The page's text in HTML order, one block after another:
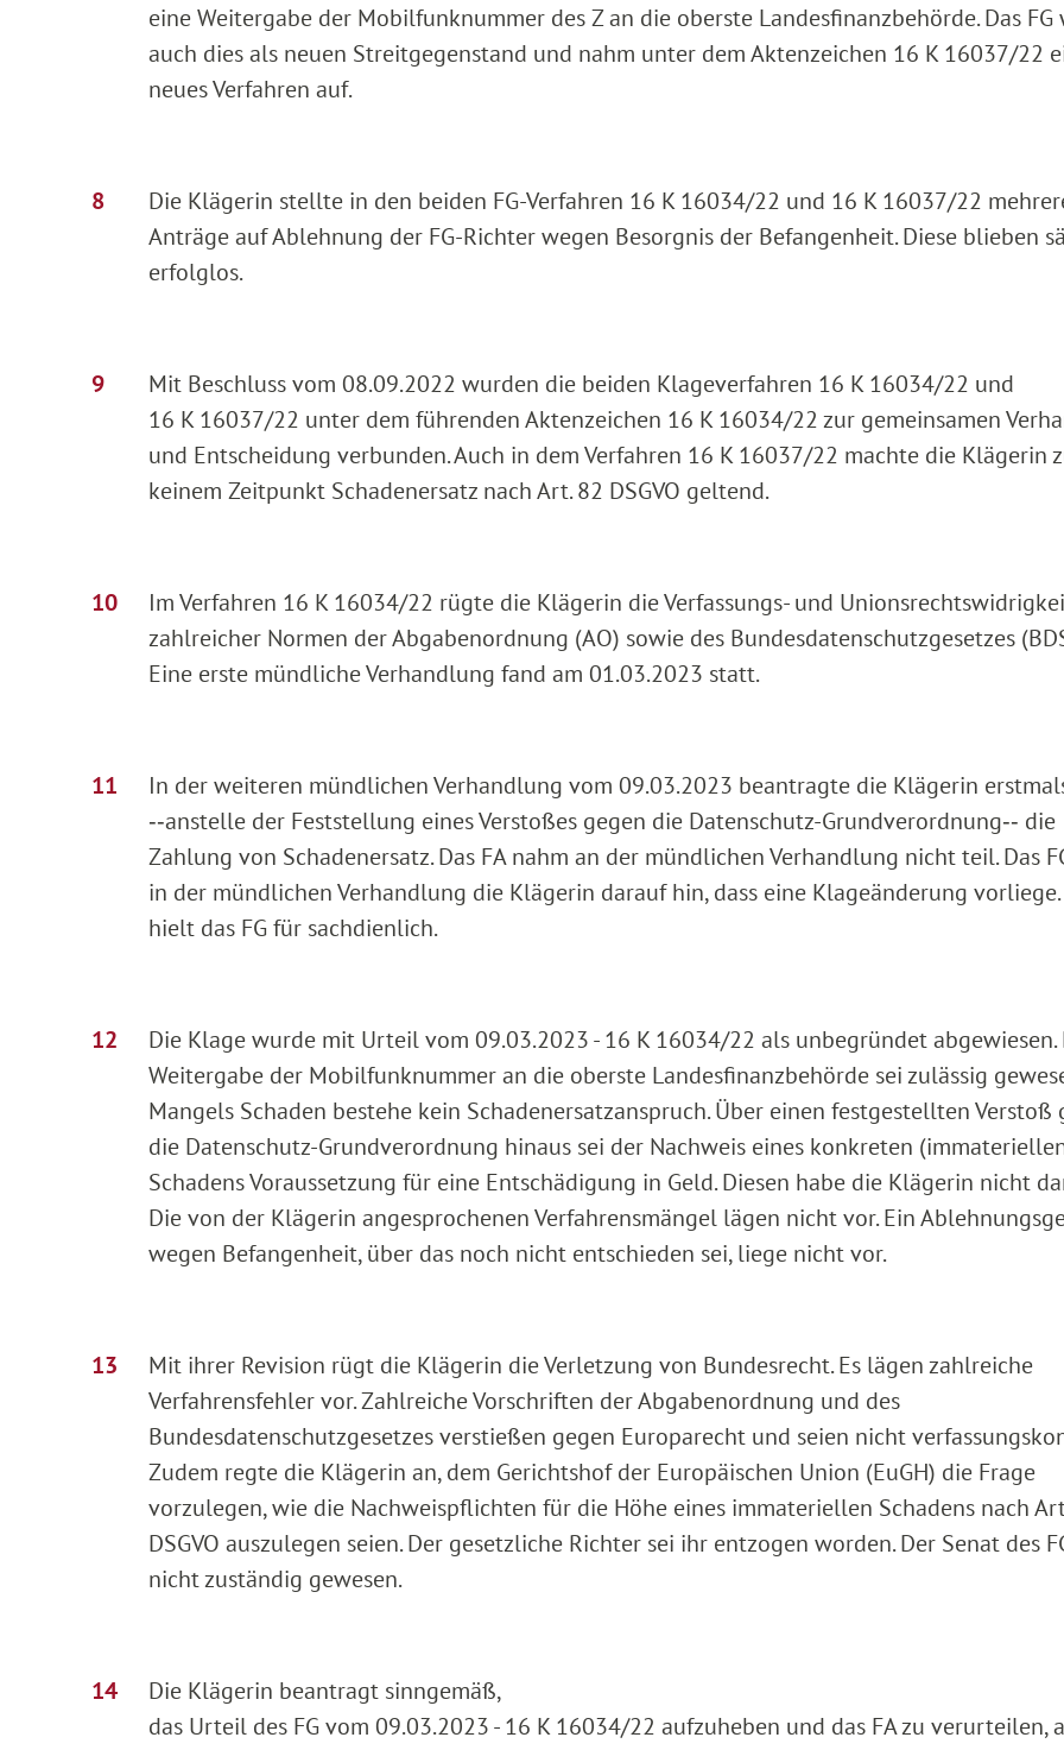
eine Weitergabe der Mobilfunknummer des Z an die oberste Landesfinanzbehörde. Das
auch dies als neuen Streitgegenstand und nahm unter dem Aktenzeichen 16 K 16037/22
neues Verfahren auf.
Die Klägerin stellte in den beiden FG-Verfahren 16 K 16034/22 und 16 K 16037/22
Anträge auf Ablehnung der FG-Richter wegen Besorgnis der Befangenheit. Diese blieben
erfolglos.
Mit Beschluss vom 08.09.2022 wurden die beiden Klageverfahren 16 K 16034/22 und
16 K 16037/22 unter dem führenden Aktenzeichen 16 K 16034/22 zur gemeinsamen
und Entscheidung verbunden. Auch in dem Verfahren 16 K 16037/22 machte die Klägerin
keinem Zeitpunkt Schadenersatz nach Art. 82 DSGVO geltend.
Im Verfahren 16 K 16034/22 rügte die Klägerin die Verfassungs- und
zahlreicher Normen der Abgabenordnung (AO) sowie des Bundesdatenschutzgesetzes
Eine erste mündliche Verhandlung fand am 01.03.2023 statt.
In der weiteren mündlichen Verhandlung vom 09.03.2023 beantragte die Klägerin
‑‑anstelle der Feststellung eines Verstoßes gegen die Datenschutz-Grundverordnung‑‑ die
Zahlung von Schadenersatz. Das FA nahm an der mündlichen Verhandlung nicht teil. Das
in der mündlichen Verhandlung die Klägerin darauf hin, dass eine Klageänderung vorliege.
hielt das FG für sachdienlich.
Die Klage wurde mit Urteil vom 09.03.2023 - 16 K 16034/22 als unbegründet abgewiesen.
Weitergabe der Mobilfunknummer an die oberste Landesfinanzbehörde sei zulässig
Mangels Schaden bestehe kein Schadenersatzanspruch. Über einen festgestellten Verstoß
die Datenschutz-Grundverordnung hinaus sei der Nachweis eines konkreten
Schadens Voraussetzung für eine Entschädigung in Geld. Diesen habe die Klägerin nicht
Die von der Klägerin angesprochenen Verfahrensmängel lägen nicht vor. Ein
wegen Befangenheit, über das noch nicht entschieden sei, liege nicht vor.
Mit ihrer Revision rügt die Klägerin die Verletzung von Bundesrecht. Es lägen zahlreiche
Verfahrensfehler vor. Zahlreiche Vorschriften der Abgabenordnung und des
Bundesdatenschutzgesetzes verstießen gegen Europarecht und seien nicht
Zudem regte die Klägerin an, dem Gerichtshof der Europäischen Union (EuGH) die Frage
vorzulegen, wie die Nachweispflichten für die Höhe eines immateriellen Schadens nach
DSGVO auszulegen seien. Der gesetzliche Richter sei ihr entzogen worden. Der Senat des
nicht zuständig gewesen.
Die Klägerin beantragt sinngemäß,
das Urteil des FG vom 09.03.2023 - 16 K 16034/22 aufzuheben und das FA zu verurteilen,